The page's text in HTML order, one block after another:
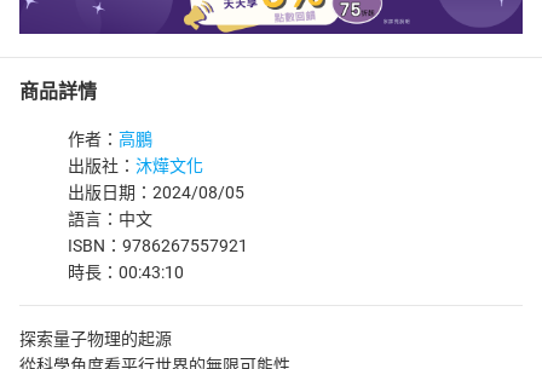
商品詳情
作者： 高鵬
出版社： 沐燁文化
出版日期：2024/08/05
語言：中文
ISBN：9786267557921
時長：00:43:10
探索量子物理的起源